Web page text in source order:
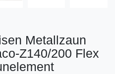
Metallzaun
Z140/200 Flex